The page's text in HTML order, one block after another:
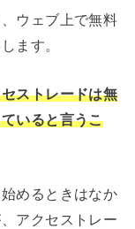
ウェブ上で無料
ます。
ストレードは無
いると言うこ
めるときはなか
アクセストレー